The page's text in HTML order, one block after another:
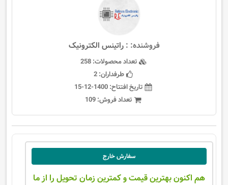
فروشنده: :راتینس الکترونیک
تعداد محصولات:258
طرفداران:2
تاریخ افتتاح:1400-12-15
تعداد فروش:109
سفارش خارج
هم اکنون بهترین قیمت و کمترین زمان تحویل را از ما